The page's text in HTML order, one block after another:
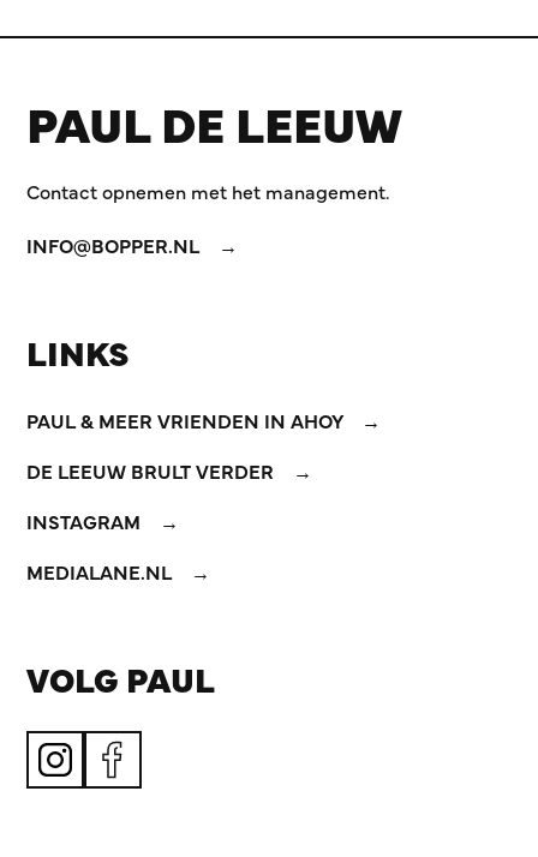
PAUL DE LEEUW
Contact opnemen met het management.
INFO@BOPPER.NL
LINKS
PAUL & MEER VRIENDEN IN AHOY
DE LEEUW BRULT VERDER
INSTAGRAM
MEDIALANE.NL
VOLG PAUL